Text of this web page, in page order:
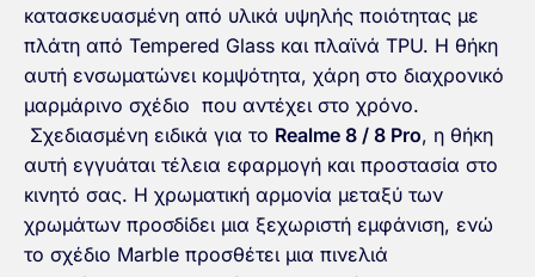
κατασκευασμένη από υλικά υψηλής ποιότητας με
πλάτη από Tempered Glass και πλαϊνά TPU. Η θήκη
αυτή ενσωματώνει κομψότητα, χάρη στο διαχρονικό
μαρμάρινο σχέδιο που αντέχει στο χρόνο.
Σχεδιασμένη ειδικά για το Realme 8 / 8 Pro, η θήκη
αυτή εγγυάται τέλεια εφαρμογή και προστασία στο
κινητό σας. Η χρωματική αρμονία μεταξύ των
χρωμάτων προσδίδει μια ξεχωριστή εμφάνιση, ενώ
το σχέδιο Marble προσθέτει μια πινελιά